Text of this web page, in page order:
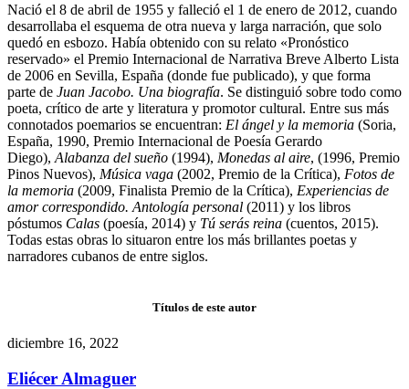
Nació el 8 de abril de 1955 y falleció el 1 de enero de 2012, cuando
desarrollaba el esquema de otra nueva y larga narración, que solo
quedó en esbozo. Había obtenido con su relato «Pronóstico
reservado» el Premio Internacional de Narrativa Breve Alberto Lista
de 2006 en Sevilla, España (donde fue publicado), y que forma
parte de Juan Jacobo. Una biografía. Se distinguió sobre todo como
poeta, crítico de arte y literatura y promotor cultural. Entre sus más
connotados poemarios se encuentran: El ángel y la memoria (Soria,
España, 1990, Premio Internacional de Poesía Gerardo
Diego), Alabanza del sueño (1994), Monedas al aire, (1996, Premio
Pinos Nuevos), Música vaga (2002, Premio de la Crítica), Fotos de
la memoria (2009, Finalista Premio de la Crítica), Experiencias de
amor correspondido. Antología personal (2011) y los libros
póstumos Calas (poesía, 2014) y Tú serás reina (cuentos, 2015).
Todas estas obras lo situaron entre los más brillantes poetas y
narradores cubanos de entre siglos.
Títulos de este autor
diciembre 16, 2022
Eliécer Almaguer